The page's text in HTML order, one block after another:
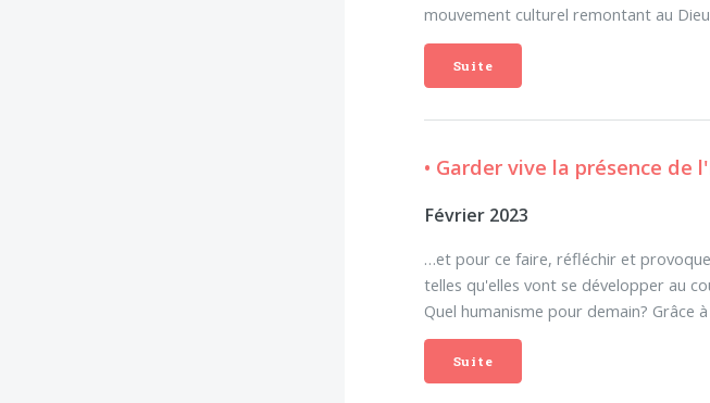
mouvement culturel remontant au
Suite
• Garder vive la présence de
Février 2023
…et pour ce faire, réfléchir et
telles qu'elles vont se développer au
Quel humanisme pour demain? Grâce
Suite